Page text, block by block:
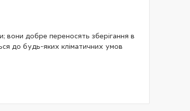
вони добре переносять зберігання в
до будь-яких кліматичних умов